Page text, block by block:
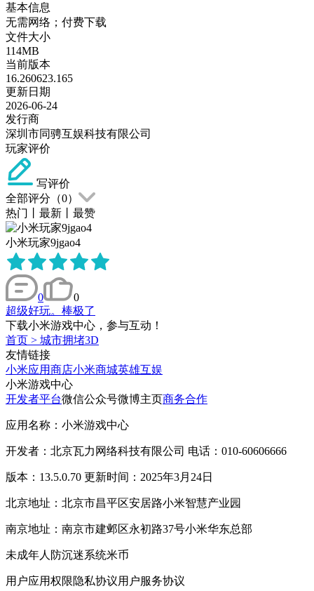
基本信息
无需网络；付费下载
文件大小
114MB
当前版本
16.260623.165
更新日期
2026-06-24
发行商
深圳市同骋互娱科技有限公司
玩家评价
写评价
全部评分（0）
热门
最新 最赞
小米玩家9jgao4
0
0
超级好玩。棒极了
下载小米游戏中心，参与互动！
首页 > 城市拥堵3D
友情链接
小米应用商店小米商城英雄互娱
小米游戏中心
开发者平台微信公众号微博主页商务合作
应用名称：小米游戏中心
开发者：北京瓦力网络科技有限公司 电话：010-60606666
版本：13.5.0.70 更新时间：2025年3月24日
北京地址：北京市昌平区安居路小米智慧产业园
南京地址：南京市建邺区永初路37号小米华东总部
未成年人防沉迷系统米币
用户应用权限隐私协议用户服务协议